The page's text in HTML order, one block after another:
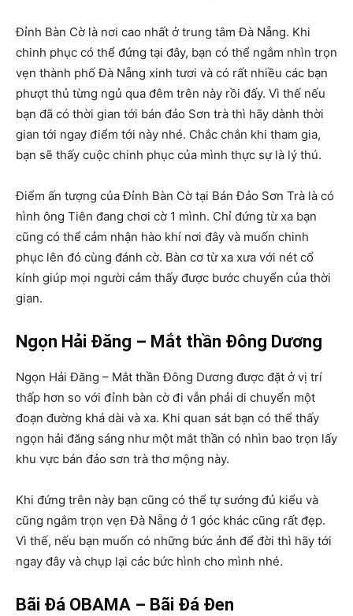
Đỉnh Bàn Cờ là nơi cao nhất ở trung tâm Đà Nẵng. Khi
chinh phục có thể đứng tại đây, bạn có thể ngắm nhìn trọn
vẹn thành phố Đà Nẵng xinh tươi và có rất nhiều các bạn
phượt thủ từng ngủ qua đêm trên này rồi đấy. Vì thế nếu
bạn đã có thời gian tới bán đảo Sơn trà thì hãy dành thời
gian tới ngay điểm tới này nhé. Chắc chắn khi tham gia,
bạn sẽ thấy cuộc chinh phục của mình thực sự là lý thú.
Điểm ấn tượng của Đỉnh Bàn Cờ tại Bán Đảo Sơn Trà là có
hình ông Tiên đang chơi cờ 1 mình. Chỉ đứng từ xa bạn
cũng có thể cảm nhận hào khí nơi đây và muốn chinh
phục lên đó cùng đánh cờ. Bàn cơ từ xa xưa với nét cổ
kính giúp mọi người cảm thấy được bước chuyển của thời
gian.
Ngọn Hải Đăng – Mắt thần Đông Dương
Ngọn Hải Đăng – Mắt thần Đông Dương được đặt ở vị trí
thấp hơn so với đỉnh bàn cờ đi vẫn phải di chuyển một
đoạn đường khá dài và xa. Khi quan sát bạn có thể thấy
ngọn hải đăng sáng như một mắt thần có nhìn bao trọn lấy
khu vực bán đảo sơn trà thơ mộng này.
Khi đứng trên này bạn cũng có thể tự sướng đủ kiểu và
cũng ngắm trọn vẹn Đà Nẵng ở 1 góc khác cũng rất đẹp.
Vì thế, nếu bạn muốn có những bức ảnh để đời thì hãy tới
ngay đây và chụp lại các bức hình cho mình nhé.
Bãi Đá OBAMA – Bãi Đá Đen